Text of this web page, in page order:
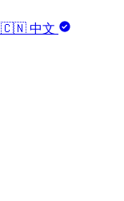
🇨🇳 中文